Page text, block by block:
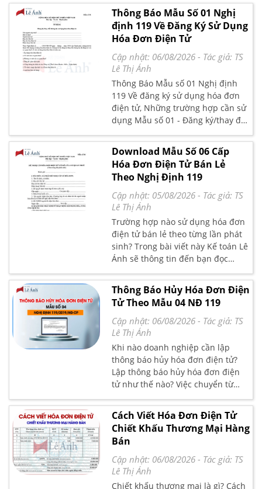
hóa đơn được thực hiện để xử lý
sự việc này. Bài viết dưới đây Kế
Toán Lê Ánh sẽ trình bày mẫu biên
bản thu hồi hóa đơn điện tử mới
nhất, cách viết biên bản thu hồi
hóa đơn điện tử và các thông tin
có liên quan.
Thông Báo Mẫu Số 01 Nghị
định 119 Về Đăng Ký Sử Dụng
Hóa Đơn Điện Tử
Cập nhật: 06/08/2026 - Tác giả: TS
Lê Thị Ánh
Thông Báo Mẫu số 01 Nghị định
119 Về đăng ký sử dụng hóa đơn
điện tử, Những trường hợp cần sử
dụng Mẫu số 01 - Đăng ký/thay đổi
thông tin sử dụng hóa đơn điện tử
sẽ được Kế toán Lê Ánh chia sẻ
trong bài viết dưới đây
Download Mẫu Số 06 Cấp
Hóa Đơn Điện Tử Bán Lẻ
Theo Nghị Định 119
Cập nhật: 05/08/2026 - Tác giả: TS
Lê Thị Ánh
Trường hợp nào sử dụng hóa đơn
điện tử bán lẻ theo từng lần phát
sinh? Trong bài viết này Kế toán Lê
Ánh sẽ thông tin đến bạn đọc
những quy định về sử dụng hóa
đơn bán lẻ theo từng lần phát sinh
và chia sẻ mẫu số 06 - Đơn đề nghị
cấp hóa đơn điện tử có mã của cơ
quan thuế theo Nghị định
119/2018/NĐ-CP
Thông Báo Hủy Hóa Đơn Điện
Tử Theo Mẫu 04 NĐ 119
Cập nhật: 06/08/2026 - Tác giả: TS
Lê Thị Ánh
Khi nào doanh nghiệp cần lập
thông báo hủy hóa đơn điện tử?
Lập thông báo hủy hóa đơn điện
tử như thế nào? Việc chuyển từ
hóa đơn giấy sang sử dụng hóa
đơn điện tử đối với nhiều doanh
nghiệp và kế toán vẫn còn khá mới,
do đó không thể tránh khỏi những
sai sót, trường hợp hóa đơn điện
tử đã lập nhưng phát hiện sai sót
thì doanh nghiệp cần lập thông
báo hủy hóa đơn điện tử
Cách Viết Hóa Đơn Điện Tử
Chiết Khấu Thương Mại Hàng
Bán
Cập nhật: 06/08/2026 - Tác giả: TS
Lê Thị Ánh
Chiết khấu thương mại là gì? Cách